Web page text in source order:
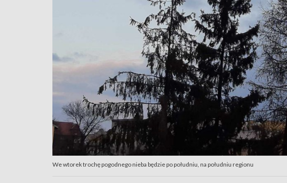
We wtorek trochę pogodnego nieba będzie po południu, na południu regionu